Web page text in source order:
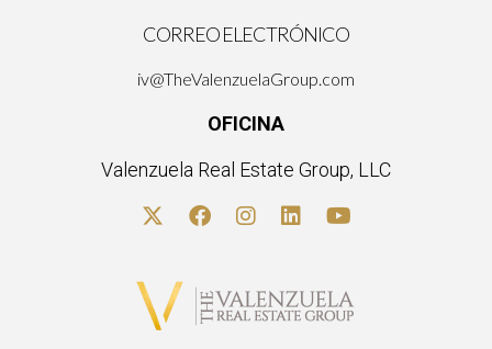
CORREO ELECTRÓNICO
iv@TheValenzuelaGroup.com
OFICINA
Valenzuela Real Estate Group, LLC